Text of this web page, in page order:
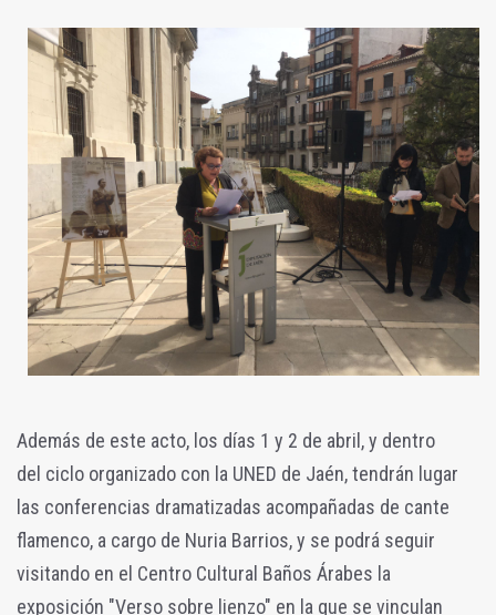
Además de este acto, los días 1 y 2 de abril, y dentro
del ciclo organizado con la UNED de Jaén, tendrán lugar
las conferencias dramatizadas acompañadas de cante
flamenco, a cargo de Nuria Barrios, y se podrá seguir
visitando en el Centro Cultural Baños Árabes la
exposición "Verso sobre lienzo" en la que se vinculan